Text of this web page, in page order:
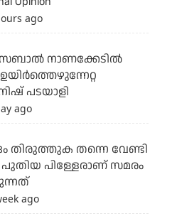
ago
നാണക്കേടിൽ
ഉയിർത്തെഴുന്നേറ്റ
പടയാളി
ago
തിരുത്തുക തന്നെ വേണ്ടി
പിള്ളേരാണ് സമരം
ago